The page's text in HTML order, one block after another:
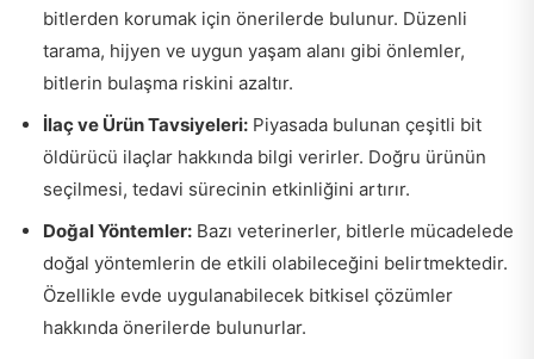
bitlerden korumak için önerilerde bulunur. Düzenli
tarama, hijyen ve uygun yaşam alanı gibi önlemler,
bitlerin bulaşma riskini azaltır.
İlaç ve Ürün Tavsiyeleri: Piyasada bulunan çeşitli bit
öldürücü ilaçlar hakkında bilgi verirler. Doğru ürünün
seçilmesi, tedavi sürecinin etkinliğini artırır.
Doğal Yöntemler: Bazı veterinerler, bitlerle mücadelede
doğal yöntemlerin de etkili olabileceğini belirtmektedir.
Özellikle evde uygulanabilecek bitkisel çözümler
hakkında önerilerde bulunurlar.